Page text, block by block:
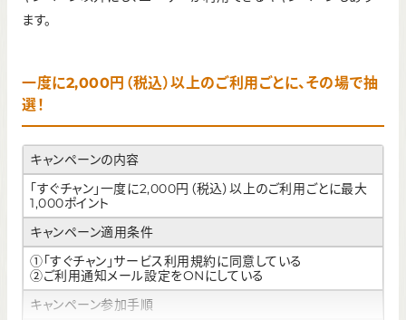
ます。
一度に2,000円（税込）以上のご利用ごとに、その場で抽
選！
キャンペーンの内容
「すぐチャン」一度に2,000円（税込）以上のご利用ごとに最大
1,000ポイント
キャンペーン適用条件
①「すぐチャン」サービス利用規約に同意している
②ご利用通知メール設定をONにしている
キャンペーン参加手順